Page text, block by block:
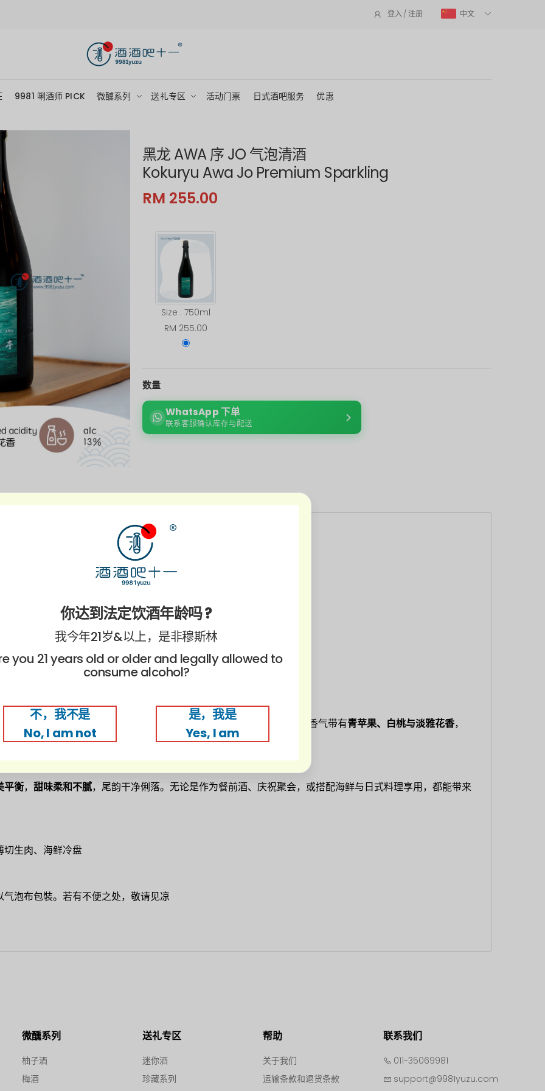
登入 / 注册 中文
9981 唎酒师 PICK 微醺系列 送礼专区 活动门票 日式酒吧服务 优惠
黑龙 AWA 序 JO 气泡清酒
Kokuryu Awa Jo Premium Sparkling
RM 255.00
Size : 750ml
RM 255.00
数量
WhatsApp 下单
联系客服确认库存与配送
酿造的气泡清酒，细致绵密的天然气泡赋予酒体优雅而轻盈的口感。香气带有青苹果、白桃与淡雅花香，
平衡， 甜味柔和不腻，尾韵干净俐落。无论是作为餐前酒、庆祝聚会，或搭配海鲜与日式料理享用，都能带来
切生肉、海鲜冷盘
泡布包裝。若有不便之处，敬请见凉
微醺系列
柚子酒
梅酒
送礼专区
迷你酒
珍藏系列
帮助
关于我们
运输条款和退货条款
联系我们
011-35069981
support@9981yuzu.com
你达到法定饮酒年龄吗 ?
我今年21岁&以上，是非穆斯林
you 21 years old or older and legally allowed to
consume alcohol?
不，我不是
No, I am not
是，我是
Yes, I am